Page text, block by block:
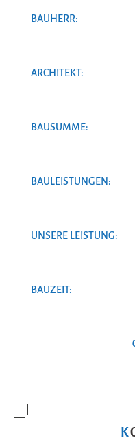
BAUHERR:
ARCHITEKT:
BAUSUMME:
BAULEISTUNGEN:
UNSERE LEISTUNG:
BAUZEIT: